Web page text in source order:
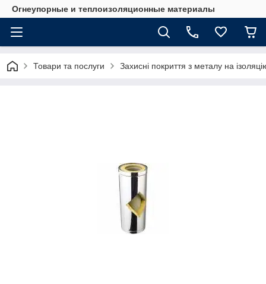
Огнеупорные и теплоизоляционные материалы
Товари та послуги Захисні покриття з металу на